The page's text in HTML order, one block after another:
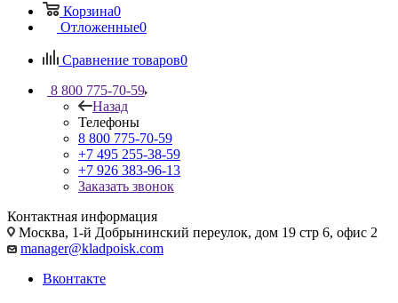
Корзина0
Отложенные0
Сравнение товаров0
8 800 775-70-59
Назад
Телефоны
8 800 775-70-59
+7 495 255-38-59
+7 926 383-96-13
Заказать звонок
Контактная информация
Москва, 1-й Добрынинский переулок, дом 19 стр 6, офис 2
manager@kladpoisk.com
Вконтакте